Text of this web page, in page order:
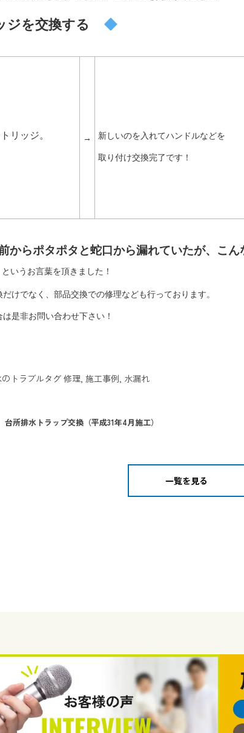
ジを交換する
リッジ。 → 新しいのを入れてハンドルなどを
取り付け交換完了です！
前からポタポタと蛇口から漏れていたが、こ
というお言葉を頂きました！
けでなく、部品交換での修理なども行っております。
是非お問い合わせ下さい！
のトラブルタグ修理,施工事例, 水漏れ
排水トラップ交換（平成31年4月施工）
一覧を見る